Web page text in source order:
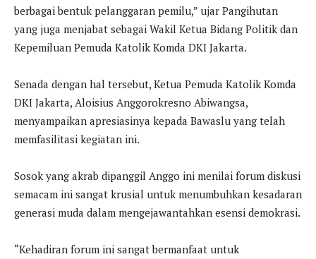
berbagai bentuk pelanggaran pemilu,” ujar Pangihutan
yang juga menjabat sebagai Wakil Ketua Bidang Politik dan
Kepemiluan Pemuda Katolik Komda DKI Jakarta.
Senada dengan hal tersebut, Ketua Pemuda Katolik Komda
DKI Jakarta, Aloisius Anggorokresno Abiwangsa,
menyampaikan apresiasinya kepada Bawaslu yang telah
memfasilitasi kegiatan ini.
Sosok yang akrab dipanggil Anggo ini menilai forum diskusi
semacam ini sangat krusial untuk menumbuhkan kesadaran
generasi muda dalam mengejawantahkan esensi demokrasi.
“Kehadiran forum ini sangat bermanfaat untuk